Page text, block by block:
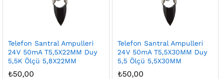
Telefon Santral Ampulleri
24V 50mA T5,5X22MM Duy
5,5K Ölçü 5,8X22MM
₺50,00
Telefon Santral Ampulleri
24V 50mA T5,5X30MM Duy
5,5 Ölçü 5,5X30MM
₺50,00